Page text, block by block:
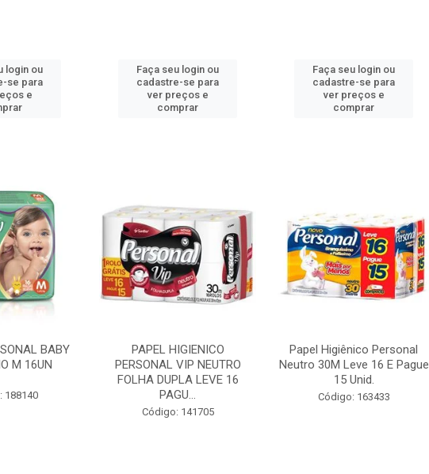
login ou
se para
e
Faça seu login ou
cadastre-se para
ver preços e
comprar
Faça seu login ou
cadastre-se para
ver preços e
comprar
BABY
M 16UN
188140
PAPEL HIGIENICO
PERSONAL VIP NEUTRO
FOLHA DUPLA LEVE 16
PAGU...
Código: 141705
Papel Higiênico Personal
Neutro 30M Leve 16 E Pague
15 Unid.
Código: 163433